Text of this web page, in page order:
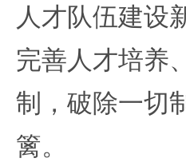
人才队伍建设
完善人才培养
制，破除一切
篱。